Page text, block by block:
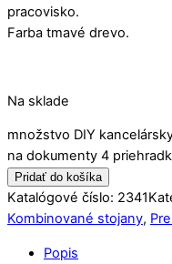
pracovisko.
Farba tmavé drevo.
Na sklade
množstvo DIY
na dokumenty 4
Pridať do košíka
Katalógové číslo: 2341
Kombinované stojany,
Popis